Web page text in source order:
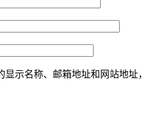
示名称、邮箱地址和网站地址，